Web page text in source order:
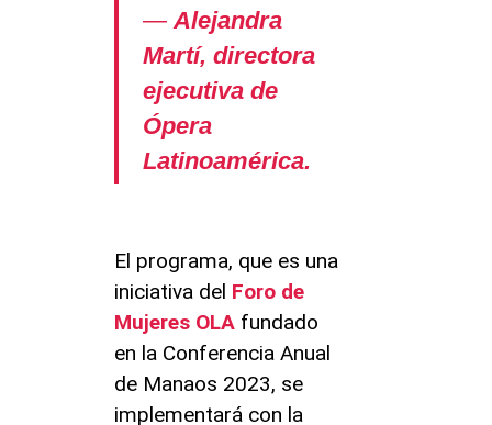
—Alejandra
Martí, directora
ejecutiva de
Ópera
Latinoamérica.
El programa, que es una
iniciativa del Foro de
Mujeres OLA fundado
en la Conferencia Anual
de Manaos 2023, se
implementará con la